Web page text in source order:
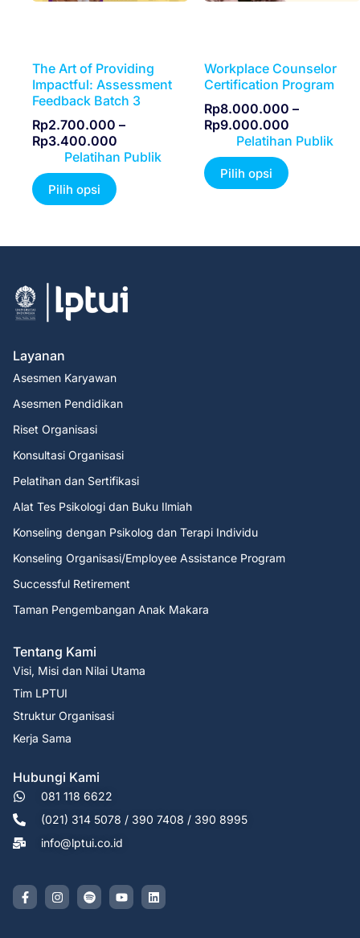
The Art of Providing
Impactful: Assessment
Feedback Batch 3
Rp2.700.000 –
Rp3.400.000
Pelatihan Publik
Pilih opsi
Workplace Counselor
Certification Program
Rp8.000.000 –
Rp9.000.000
Pelatihan Publik
Pilih opsi
Layanan
Asesmen Karyawan
Asesmen Pendidikan
Riset Organisasi
Konsultasi Organisasi
Pelatihan dan Sertifikasi
Alat Tes Psikologi dan Buku Ilmiah
Konseling dengan Psikolog dan Terapi Individu
Konseling Organisasi/Employee Assistance Program
Successful Retirement
Taman Pengembangan Anak Makara
Tentang Kami
Visi, Misi dan Nilai Utama
Tim LPTUI
Struktur Organisasi
Kerja Sama
Hubungi Kami
081 118 6622
(021) 314 5078 / 390 7408 / 390 8995
info@lptui.co.id